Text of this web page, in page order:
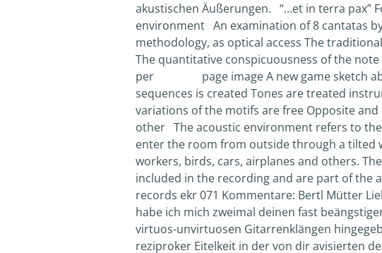
akustischen Äußerungen. “…et in terra pax”
environment An examination of 8 cantatas by
methodology, as optical access The
The quantitative conspicuousness of the
per page image A new game sketch
sequences is created Tones are treated
variations of the motifs are free Opposite
other The acoustic environment refers to
enter the room from outside through a tilted
workers, birds, cars, airplanes and others.
included in the recording and are part of the
records ekr 071 Kommentare: Bertl Mütter
habe ich mich zweimal deinen fast
virtuos-unvirtuosen Gitarrenklängen
reziproker Eitelkeit in der von dir avisierten